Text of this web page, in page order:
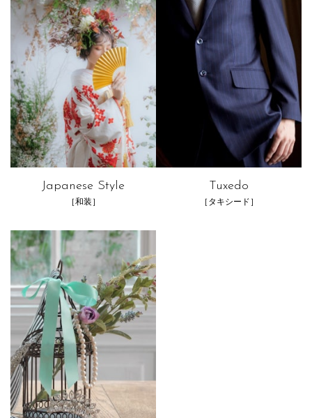
Japanese Style
［和装］
Tuxedo
［タキシード］